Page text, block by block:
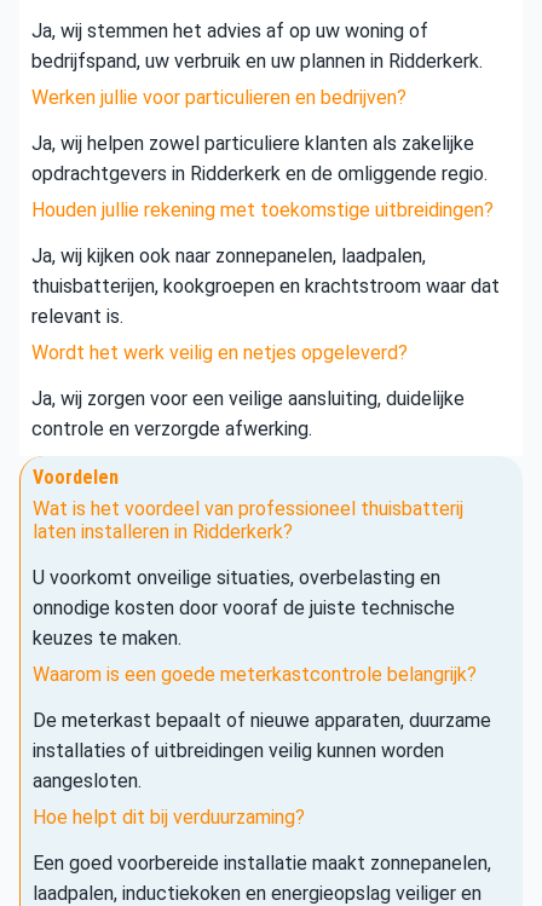
Ja, wij stemmen het advies af op uw woning of
bedrijfspand, uw verbruik en uw plannen in Ridderkerk.
Werken jullie voor particulieren en bedrijven?
Ja, wij helpen zowel particuliere klanten als zakelijke
opdrachtgevers in Ridderkerk en de omliggende regio.
Houden jullie rekening met toekomstige uitbreidingen?
Ja, wij kijken ook naar zonnepanelen, laadpalen,
thuisbatterijen, kookgroepen en krachtstroom waar dat
relevant is.
Wordt het werk veilig en netjes opgeleverd?
Ja, wij zorgen voor een veilige aansluiting, duidelijke
controle en verzorgde afwerking.
Voordelen
Wat is het voordeel van professioneel thuisbatterij
laten installeren in Ridderkerk?
U voorkomt onveilige situaties, overbelasting en
onnodige kosten door vooraf de juiste technische
keuzes te maken.
Waarom is een goede meterkastcontrole belangrijk?
De meterkast bepaalt of nieuwe apparaten, duurzame
installaties of uitbreidingen veilig kunnen worden
aangesloten.
Hoe helpt dit bij verduurzaming?
Een goed voorbereide installatie maakt zonnepanelen,
laadpalen, inductiekoken en energieopslag veiliger en